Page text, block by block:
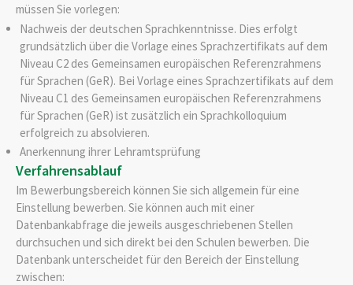
müssen Sie vorlegen:
Nachweis der deutschen Sprachkenntnisse. Dies erfolgt
grundsätzlich über die Vorlage eines Sprachzertifikats auf dem
Niveau C2 des Gemeinsamen europäischen Referenzrahmens
für Sprachen (GeR). Bei Vorlage eines Sprachzertifikats auf dem
Niveau C1 des Gemeinsamen europäischen Referenzrahmens
für Sprachen (GeR) ist zusätzlich ein Sprachkolloquium
erfolgreich zu absolvieren.
Anerkennung ihrer Lehramtsprüfung
Verfahrensablauf
Im Bewerbungsbereich können Sie sich allgemein für eine
Einstellung bewerben. Sie können auch mit einer
Datenbankabfrage die jeweils ausgeschriebenen Stellen
durchsuchen und sich direkt bei den Schulen bewerben. Die
Datenbank unterscheidet für den Bereich der Einstellung
zwischen: